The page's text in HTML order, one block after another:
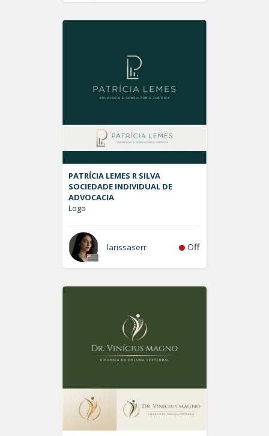
PATRÍCIA LEMES R SILVA
SOCIEDADE INDIVIDUAL DE
ADVOCACIA
Logo
larissaserr Off